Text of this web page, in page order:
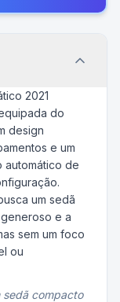
2021
do
design
e um
automático de
um sedã
e a
sem um foco
ou
sedã compacto